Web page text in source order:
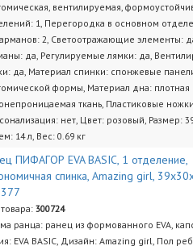
вентилируемая,
1, Перегородка в основном
2, Светоотражающие элементы:
да, Регулируемые лямки: да,
да, Материал спинки: спонжевые
формы, Материал дна: плотная
ткань, Пластиковые
нет, Цвет: розовый, Размер:
14 л, Вес: 0.69 кг
ПИФАГОР EVA BASIC, 1 отделение,
спинка, Amazing girl,
300724
ранца: ранец из формованного EVA,
EVA BASIC, Дизайн: Amazing girl, Пол